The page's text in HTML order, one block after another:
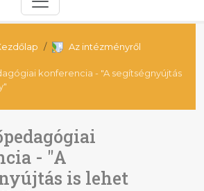
Az intézményről
konferencia - "A segítségnyújtás
- "A
is lehet